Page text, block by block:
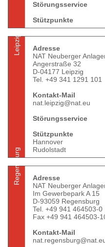
Störungsservice
Stützpunkte
Leipzig
Adresse
NAT Neuberger
Angerstraße 32
D-04177 Leipzig
Tel. +49 341 1291 101
Kontakt-Mail
nat.leipzig@nat.eu
Störungsservice
Stützpunkte
Hannover
Rudolstadt
Regensburg
Adresse
NAT Neuberger
Im Gewerbepark A 15
D-93059 Regensburg
Tel. +49 941 464503-0
Fax +49 941 464503-
Kontakt-Mail